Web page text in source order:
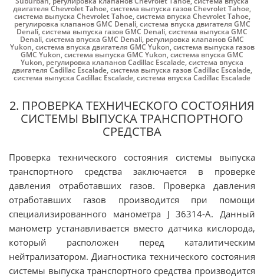
двигателя Chevrolet Tahoe,система выпуска газов Chevrolet Tahoe,
система выпуска Chevrolet Tahoe,система впуска Chevrolet Tahoe,
регулировка клапанов GMC Denali,система впуска двигателя GMC
Denali,система выпуска газов GMC Denali,система выпуска GMC
Denali,система впуска GMC Denali, регулировка клапанов GMC
Yukon,система впуска двигателя GMC Yukon,система выпуска газов
GMC Yukon,система выпуска GMC Yukon,система впуска GMC
Yukon, регулировка клапанов Cadillac Escalade,система впуска
двигателя Cadillac Escalade,система выпуска газов Cadillac Escalade,
система выпуска Cadillac Escalade,система впуска Cadillac Escalade
2. ПРОВЕРКА ТЕХНИЧЕСКОГО СОСТОЯНИЯ
СИСТЕМЫ ВЫПУСКА ТРАНСПОРТНОГО
СРЕДСТВА
Проверка технического состояния системы выпуска
транспортного средства заключается в проверке
давления отработавших газов. Проверка давления
отработавших газов производится при помощи
специализированного манометра J 36314-А. Данный
манометр устанавливается вместо датчика кислорода,
который расположен перед каталитическим
нейтрализатором. Диагностика технического состояния
системы выпуска транспортного средства производится